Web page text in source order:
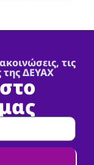
τις
της ΔΕΥΑΧ